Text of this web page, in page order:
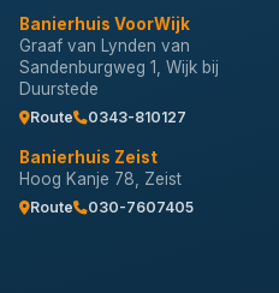
Banierhuis VoorWijk
Graaf van Lynden van
Sandenburgweg 1, Wijk bij
Duurstede
Route 0343-810127
Banierhuis Zeist
Hoog Kanje 78, Zeist
Route 030-7607405